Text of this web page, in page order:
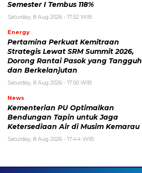
Semester I Tembus 118%
Saturday, 8 Aug 2026 - 17:52 WIB
Energy
Pertamina Perkuat Kemitraan
Strategis Lewat SRM Summit 2026,
Dorong Rantai Pasok yang Tangguh
dan Berkelanjutan
Saturday, 8 Aug 2026 - 17:50 WIB
News
Kementerian PU Optimalkan
Bendungan Tapin untuk Jaga
Ketersediaan Air di Musim Kemarau
Saturday, 8 Aug 2026 - 17:44 WIB